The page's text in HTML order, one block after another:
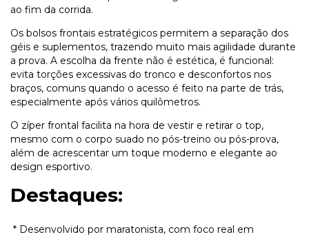
ao fim da corrida.
Os bolsos frontais estratégicos permitem a separação dos
géis e suplementos, trazendo muito mais agilidade durante
a prova. A escolha da frente não é estética, é funcional:
evita torções excessivas do tronco e desconfortos nos
braços, comuns quando o acesso é feito na parte de trás,
especialmente após vários quilômetros.
O zíper frontal facilita na hora de vestir e retirar o top,
mesmo com o corpo suado no pós-treino ou pós-prova,
além de acrescentar um toque moderno e elegante ao
design esportivo.
Destaques:
* Desenvolvido por maratonista, com foco real em